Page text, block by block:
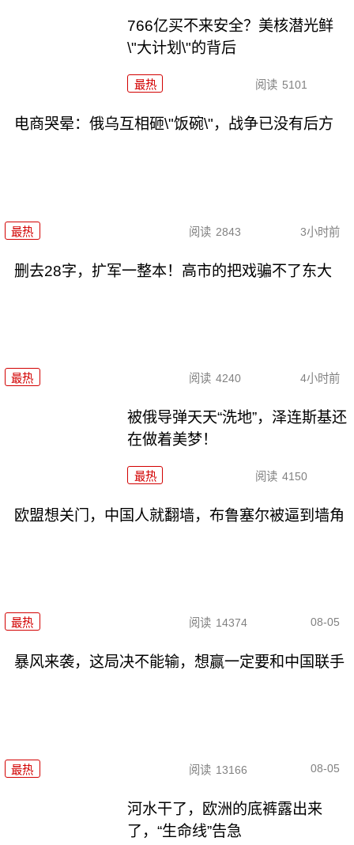
766亿买不来安全？美核潜光鲜
\"大计划\"的背后
最热 阅读 5101
电商哭晕：俄乌互相砸\"饭碗\"，战争已没有后方
最热 阅读 2843 3小时前
删去28字，扩军一整本！高市的把戏骗不了东大
最热 阅读 4240 4小时前
被俄导弹天天“洗地”，泽连斯基还
在做着美梦！
最热 阅读 4150
欧盟想关门，中国人就翻墙，布鲁塞尔被逼到墙角
最热 阅读 14374 08-05
暴风来袭，这局决不能输，想赢一定要和中国联手
最热 阅读 13166 08-05
河水干了，欧洲的底裤露出来
了，“生命线”告急